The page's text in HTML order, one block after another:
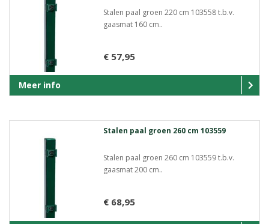
Stalen paal groen 220 cm 103558 t.b.v.
gaasmat 160 cm..
€ 57,95
Meer info
Stalen paal groen 260 cm 103559
Stalen paal groen 260 cm 103559 t.b.v.
gaasmat 200 cm..
€ 68,95